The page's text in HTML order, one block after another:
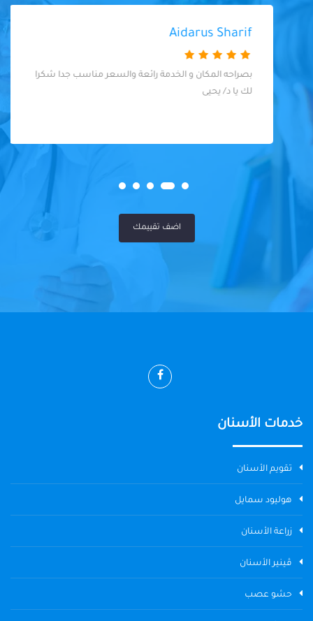
Aidarus Sharif
بصراحه المكان و الخدمة رائعة والسعر مناسب جدا شكرا
لك يا د/ يحيى
اضف تقييمك
خدمات الأسنان
تقويم الأسنان
هوليود سمايل
زراعة الأسنان
ڤينير الأسنان
حشو عصب